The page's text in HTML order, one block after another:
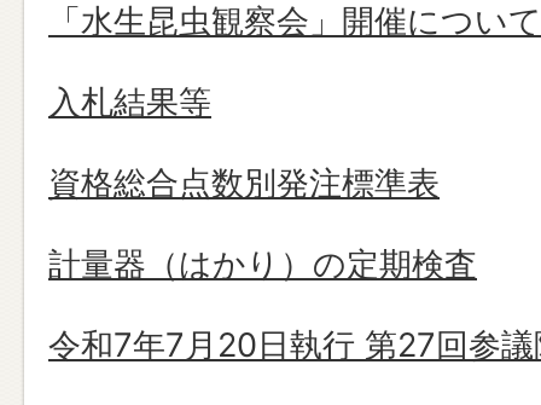
「水生昆虫観察会」開催について
入札結果等
資格総合点数別発注標準表
計量器（はかり）の定期検査
令和7年7月20日執行 第27回参